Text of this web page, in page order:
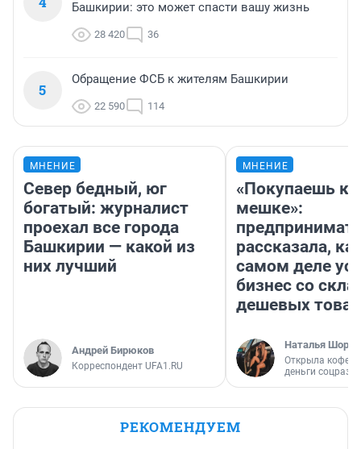
Башкирии: это может спасти вашу жизнь
28 420 36
5
Обращение ФСБ к жителям Башкирии
22 590 114
МНЕНИЕ
Север бедный, юг
богатый: журналист
проехал все города
Башкирии — какой из
них лучший
Андрей Бирюков
Корреспондент UFA1.RU
МНЕНИЕ
«Покупаешь
мешке»:
рассказала,
самом деле
бизнес со
дешевых
Наталья
Открыла
деньги
РЕКОМЕНДУЕМ